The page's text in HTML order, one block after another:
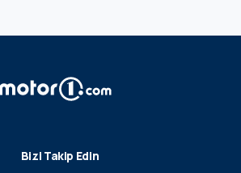
Bizi Takip Edin